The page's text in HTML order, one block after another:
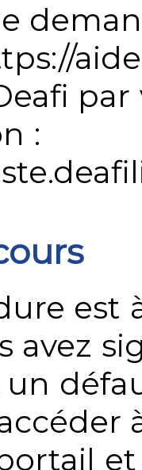
:
est
avez